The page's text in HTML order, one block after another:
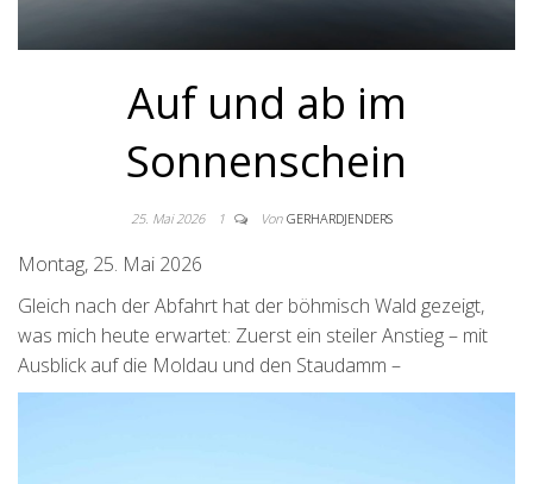
Auf und ab im
Sonnenschein
25. Mai 2026 1 Von GERHARDJENDERS
Montag, 25. Mai 2026
Gleich nach der Abfahrt hat der böhmisch Wald gezeigt,
was mich heute erwartet: Zuerst ein steiler Anstieg – mit
Ausblick auf die Moldau und den Staudamm –